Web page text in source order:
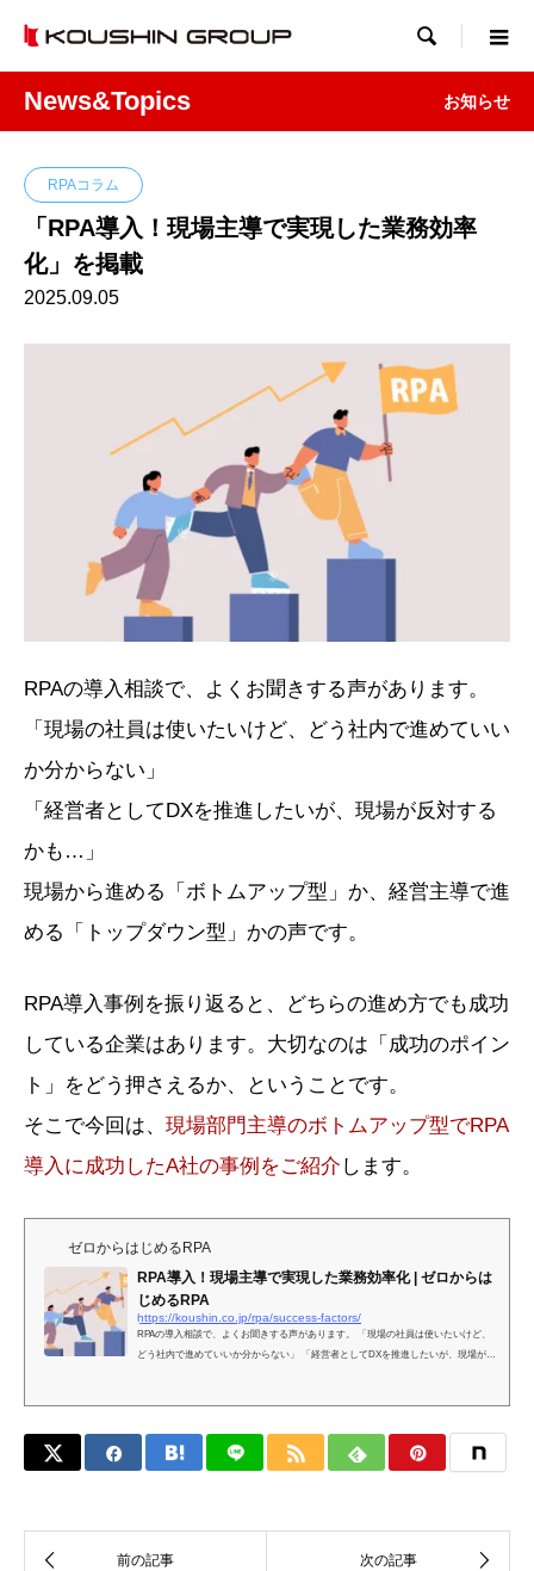

News&Topics お知らせ
RPAコラム
「RPA導入！現場主導で実現した業務効率
化」を掲載
2025.09.05
RPAの導入相談で、よくお聞きする声があります。
「現場の社員は使いたいけど、どう社内で進めていい
か分からない」
「経営者としてDXを推進したいが、現場が反対する
かも…」
現場から進める「ボトムアップ型」か、経営主導で進
める「トップダウン型」かの声です。
RPA導入事例を振り返ると、どちらの進め方でも成功
している企業はあります。大切なのは「成功のポイン
ト」をどう押さえるか、ということです。
そこで今回は、 現場部門主導のボトムアップ型でRPA
導入に成功したA社の事例をご紹介 します。
ゼロからはじめるRPA
RPA導入！現場主導で実現した業務効率化 | ゼロからは
じめるRPA
https://koushin.co.jp/rpa/success-factors/
RPAの導入相談で、よくお聞きする声があります。 「現場の社員は使いたいけど、
どう社内で進めていいか分からない」 「経営者としてDXを推進したいが、現場が反